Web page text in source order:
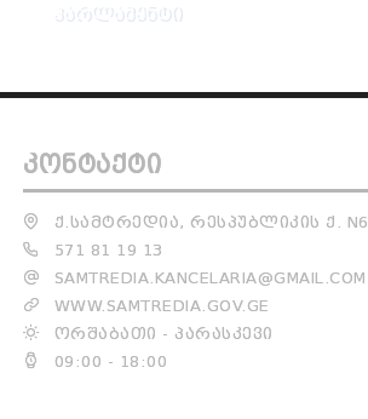
ᲞᲐᲠᲚᲐᲛᲔᲜᲢᲘ
ᲙᲝᲜᲢᲐᲥᲢᲘ
Ქ.ᲡᲐᲛᲢᲠᲔᲓᲘᲐ, ᲠᲔᲡᲞᲣᲑᲚᲘᲙᲘᲡ Ქ. N6
571 81 19 13
SAMTREDIA.KANCELARIA@GMAIL.COM
WWW.SAMTREDIA.GOV.GE
ᲝᲠᲨᲐᲑᲐᲗᲘ - ᲞᲐᲠᲐᲡᲙᲔᲕᲘ
09:00 - 18:00